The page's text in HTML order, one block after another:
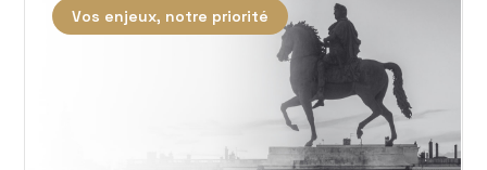
Vos enjeux, notre priorité